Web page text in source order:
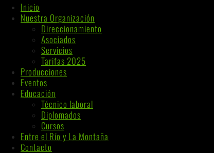
Inicio
Nuestra Organización
Direccionamiento
Asociados
Servicios
Tarifas 2025
Producciones
Eventos
Educación
Técnico laboral
Diplomados
Cursos
Entre el Río y La Montaña
Contacto